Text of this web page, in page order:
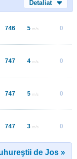
Detaliat
746 5 m/s 0
747 4 m/s 0
747 5 m/s 0
747 3 m/s 0
de Jos »